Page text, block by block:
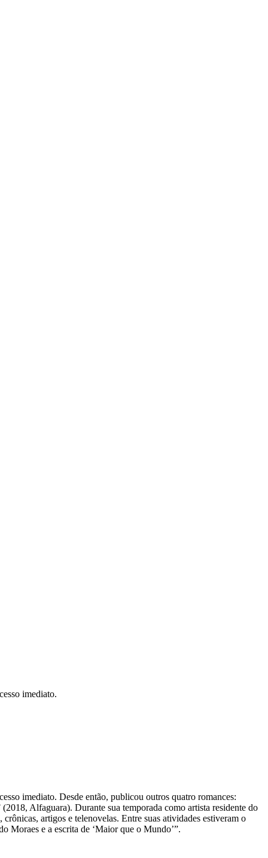
imediato.
imediato. Desde então, publicou outros quatro romances:
Alfaguara). Durante sua temporada como artista residente do
artigos e telenovelas. Entre suas atividades estiveram o
Moraes e a escrita de ‘Maior que o Mundo’”.